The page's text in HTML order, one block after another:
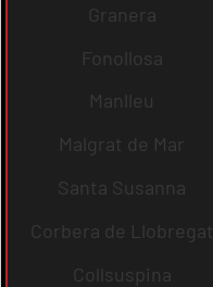
Granera
Fonollosa
Manlleu
Malgrat de Mar
Santa Susanna
Corbera de Llobregat
Collsuspina